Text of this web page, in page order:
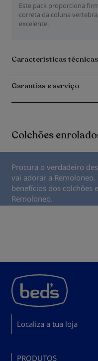
Este pack proporciona
correta da coluna
excelente.
Características técnicas
Garantias e serviço
Colchões
Procura o verdadeiro
vai adorar a
benefícios dos colchões
Remoloneo.
Localiza a tua loja
PRODUTOS